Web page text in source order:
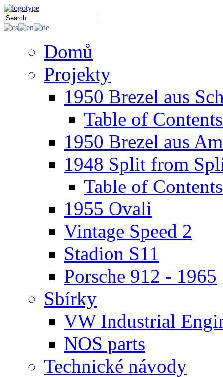
Domů
Projekty
1950 Brezel aus
Table of Contents
1950 Brezel aus
1948 Split from
Table of Contents
1955 Ovali
Vintage Speed 2
Stadion S11
Porsche 912 - 1965
Sbírky
VW Industrial
NOS parts
Technické návody